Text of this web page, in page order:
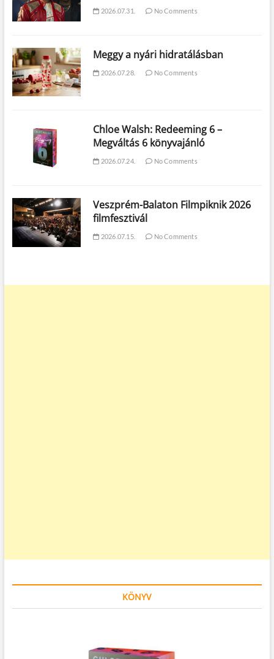
2026.07.31. No Comments
Meggy a nyári hidratálásban
2026.07.28. No Comments
Chloe Walsh: Redeeming 6 –
Megváltás 6 könyvajánló
2026.07.24. No Comments
Veszprém-Balaton Filmpiknik 2026
filmfesztivál
2026.07.15. No Comments
KÖNYV